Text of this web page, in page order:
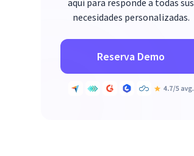
5. ¿El tiempo de inactividad es un
indicador de mala usabilidad de
6. ¿El tiempo de inactividad es
una señal de desconexión o
agotamiento?
aquí para responde a todas sus
necesidades personalizadas.
Reserva Demo